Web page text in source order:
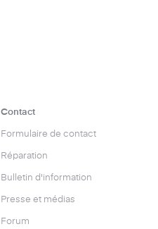
Contact
Formulaire de contact
Réparation
Bulletin d'information
Presse et médias
Forum